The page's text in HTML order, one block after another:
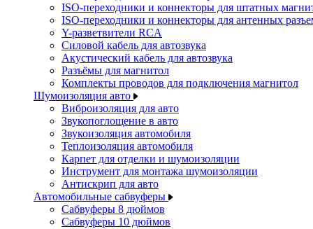
ISO-переходники и коннекторы для штатных
ISO-переходники и коннекторы для антенных
Y-разветвители RCA
Силовой кабель для автозвука
Акустический кабель для автозвука
Разъёмы для магнитол
Комплекты проводов для подключения магнитол
Шумоизоляция авто
Виброизоляция для авто
Звукопоглощение в авто
Звукоизоляция автомобиля
Теплоизоляция автомобиля
Карпет для отделки и шумоизоляции
Инструмент для монтажа шумоизоляции
Антискрип для авто
Автомобильные сабвуферы
Сабвуферы 8 дюймов
Сабвуферы 10 дюймов